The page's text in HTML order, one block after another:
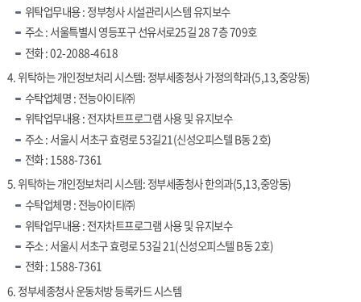
위탁업무내용 : 정부청사 시설관리시스템 유지보수
주소 : 서울특별시 영등포구 선유서로25길 28 7층 709호
전화 : 02-2088-4618
4. 위탁하는 개인정보처리 시스템: 정부세종청사 가정의학과(5,13,중앙동)
수탁업체명 : 전능아이티㈜
위탁업무내용 : 전자차트프로그램 사용 및 유지보수
주소 : 서울시 서초구 효령로 53길21(신성오피스텔 B동 2호)
전화 : 1588-7361
5. 위탁하는 개인정보처리 시스템: 정부세종청사 한의과(5,13,중앙동)
수탁업체명 : 전능아이티㈜
위탁업무내용 : 전자차트프로그램 사용 및 유지보수
주소 : 서울시 서초구 효령로 53길 21(신성오피스텔 B동 2호)
전화 : 1588-7361
6. 정부세종청사 운동처방 등록카드 시스템